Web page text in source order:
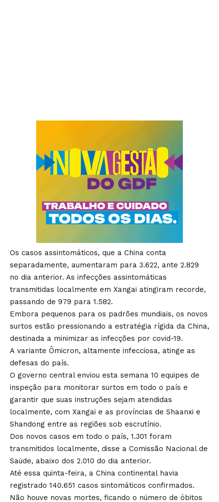
Os casos assintomáticos, que a China conta
separadamente, aumentaram para 3.622, ante 2.829
no dia anterior. As infecções assintomáticas
transmitidas localmente em Xangai atingiram recorde,
passando de 979 para 1.582.
Embora pequenos para os padrões mundiais, os novos
surtos estão pressionando a estratégia rígida da China,
destinada a minimizar as infecções por covid-19.
A variante Ômicron, altamente infecciosa, atinge as
defesas do país.
O governo central enviou esta semana 10 equipes de
inspeção para monitorar surtos em todo o país e
garantir que suas instruções sejam atendidas
localmente, com Xangai e as províncias de Shaanxi e
Shandong entre as regiões sob escrutínio.
Dos novos casos em todo o país, 1.301 foram
transmitidos localmente, disse a Comissão Nacional de
Saúde, abaixo dos 2.010 do dia anterior.
Até essa quinta-feira, a China continental havia
registrado 140.651 casos sintomáticos confirmados.
Não houve novas mortes, ficando o número de óbitos